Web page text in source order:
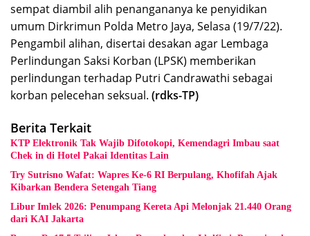
sempat diambil alih penangananya ke penyidikan
umum Dirkrimun Polda Metro Jaya, Selasa (19/7/22).
Pengambil alihan, disertai desakan agar Lembaga
Perlindungan Saksi Korban (LPSK) memberikan
perlindungan terhadap Putri Candrawathi sebagai
korban pelecehan seksual. (rdks-TP)
Berita Terkait
KTP Elektronik Tak Wajib Difotokopi, Kemendagri Imbau saat
Chek in di Hotel Pakai Identitas Lain
Try Sutrisno Wafat: Wapres Ke-6 RI Berpulang, Khofifah Ajak
Kibarkan Bendera Setengah Tiang
Libur Imlek 2026: Penumpang Kereta Api Melonjak 21.440 Orang
dari KAI Jakarta